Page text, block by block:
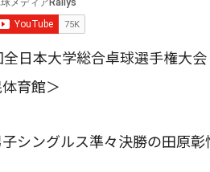
全日本大学総合卓球選手権大
育館＞
シングルス準々決勝の田原